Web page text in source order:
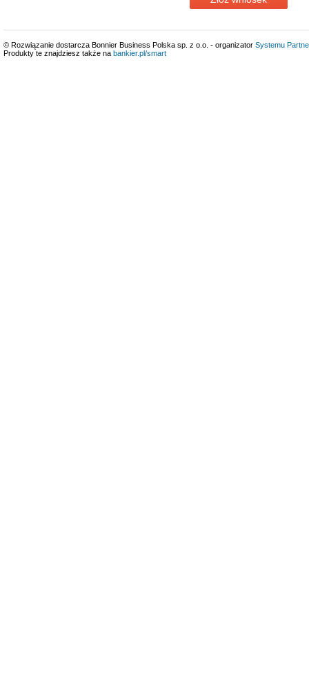
© Rozwiązanie dostarcza Bonnier Business Polska sp. z o.o. - organizator Systemu
Produkty te znajdziesz także na bankier.pl/smart